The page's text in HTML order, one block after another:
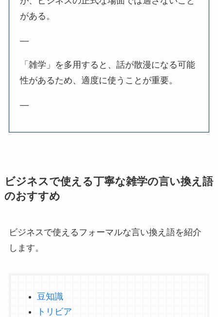
がある。
—
「雑学」を多用すると、話が散漫になる可能
性があるため、適度に使うことが重要。
—
ビジネスで使える丁寧な雑学の言い換え語
のおすすめ
ビジネスで使えるフォーマルな言い換え語を紹介
します。
豆知識
トリビア